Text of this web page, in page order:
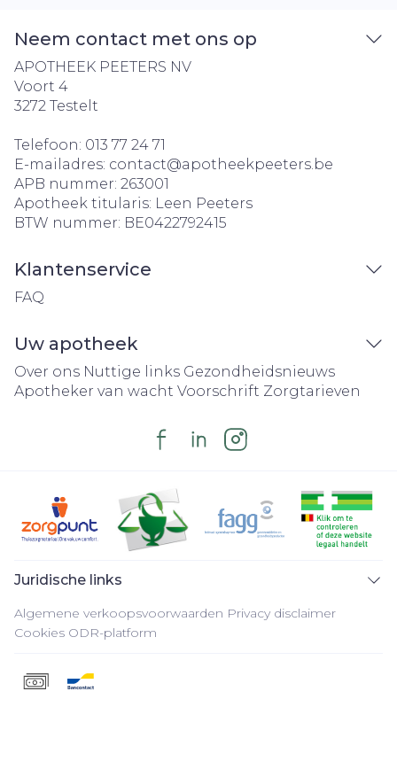
Neem contact met ons op
APOTHEEK PEETERS NV
Voort 4
3272 Testelt
Telefoon: 013 77 24 71
E-mailadres: contact@apotheekpeeters.be
APB nummer: 263001
Apotheek titularis: Leen Peeters
BTW nummer: BE0422792415
Klantenservice
FAQ
Uw apotheek
Over ons Nuttige links Gezondheidsnieuws
Apotheker van wacht Voorschrift Zorgtarieven
Juridische links
Algemene verkoopsvoorwaarden Privacy disclaimer
Cookies ODR-platform